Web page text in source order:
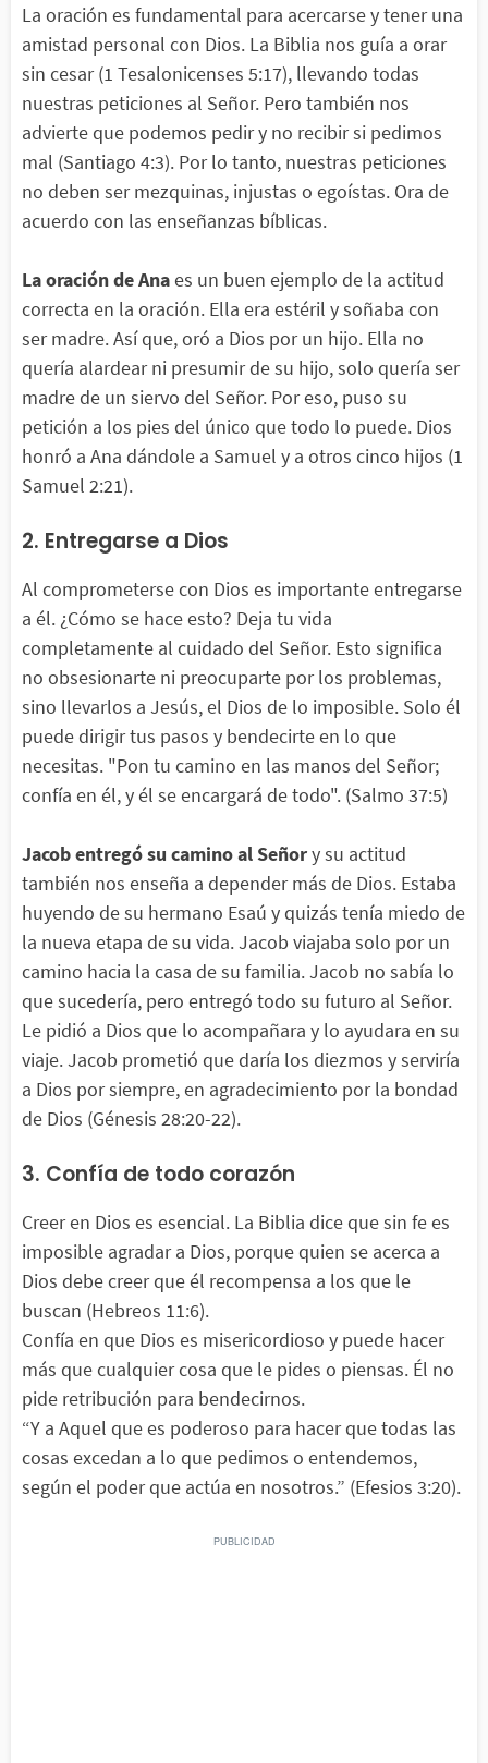
La oración es fundamental para acercarse y tener una
amistad personal con Dios. La Biblia nos guía a orar
sin cesar (1 Tesalonicenses 5:17), llevando todas
nuestras peticiones al Señor. Pero también nos
advierte que podemos pedir y no recibir si pedimos
mal (Santiago 4:3). Por lo tanto, nuestras peticiones
no deben ser mezquinas, injustas o egoístas. Ora de
acuerdo con las enseñanzas bíblicas.
La oración de Anaes un buen ejemplo de la actitud
correcta en la oración. Ella era estéril y soñaba con
ser madre. Así que, oró a Dios por un hijo. Ella no
quería alardear ni presumir de su hijo, solo quería ser
madre de un siervo del Señor. Por eso, puso su
petición a los pies del único que todo lo puede. Dios
honró a Ana dándole a Samuel y a otros cinco hijos (1
Samuel 2:21).
2. Entregarse a Dios
Al comprometerse con Dios es importante entregarse
a él. ¿Cómo se hace esto? Deja tu vida
completamente al cuidado del Señor. Esto significa
no obsesionarte ni preocuparte por los problemas,
sino llevarlos a Jesús, el Dios de lo imposible. Solo él
puede dirigir tus pasos y bendecirte en lo que
necesitas. "Pon tu camino en las manos del Señor;
confía en él, y él se encargará de todo". (Salmo 37:5)
Jacobentregó su camino al Señory su actitud
también nos enseña a depender más de Dios. Estaba
huyendo de su hermano Esaú y quizás tenía miedo de
la nueva etapa de su vida. Jacob viajaba solo por un
camino hacia la casa de su familia. Jacob no sabía lo
que sucedería, pero entregó todo su futuro al Señor.
Le pidió a Dios que lo acompañara y lo ayudara en su
viaje. Jacob prometió que daría los diezmos y serviría
a Dios por siempre, en agradecimiento por la bondad
de Dios (Génesis 28:20-22).
3. Confía de todo corazón
Creer en Dios es esencial. La Biblia dice que sin fe es
imposible agradar a Dios, porque quien se acerca a
Dios debe creer que él recompensa a los que le
buscan (Hebreos 11:6).
Confía en que Dios es misericordioso y puede hacer
más que cualquier cosa que le pides o piensas. Él no
pide retribución para bendecirnos.
“Y a Aquel que es poderoso para hacer que todas las
cosas excedan a lo que pedimos o entendemos,
según el poder que actúa en nosotros.” (Efesios 3:20).